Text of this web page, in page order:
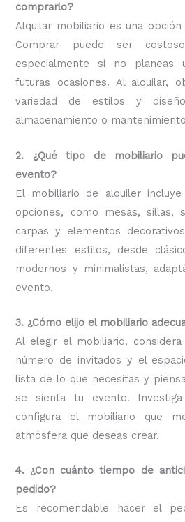
comprarlo?
Alquilar mobiliario es una
Comprar puede ser
especialmente si no planeas
futuras ocasiones. Al alquilar,
variedad de estilos y
almacenamiento o
2. ¿Qué tipo de mobiliario
evento?
El mobiliario de alquiler
opciones, como mesas, sillas,
carpas y elementos
diferentes estilos, desde
modernos y minimalistas,
evento.
3. ¿Cómo elijo el mobiliario
Al elegir el mobiliario,
número de invitados y el
lista de lo que necesitas y
se sienta tu evento.
configura el mobiliario que
atmósfera que deseas crear.
4. ¿Con cuánto tiempo de
pedido?
Es recomendable hacer el